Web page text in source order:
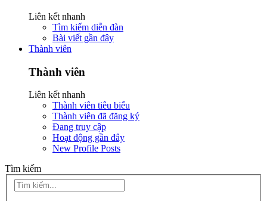
Liên kết nhanh
Tìm kiếm diễn đàn
Bài viết gần đây
Thành viên
Thành viên
Liên kết nhanh
Thành viên tiêu biểu
Thành viên đã đăng ký
Đang truy cập
Hoạt động gần đây
New Profile Posts
Tìm kiếm